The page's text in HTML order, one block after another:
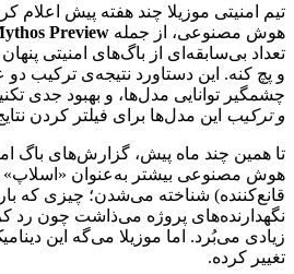
تیم امنیتی موزیلا چند هفته پیش اعلام
هوش مصنوعی، از جمله Preview
تعداد بی‌سابقه‌ای از باگ‌های امنیتی پنهان
و پچ کنه. این دستاورد نتیجه‌ی ترکیب دو
چشمگیر توانایی مدل‌ها، و بهبود جدی
و ترکیب این مدل‌ها برای فیلتر کردن
تا همین چند ماه پیش، گزارش‌های باگ
هوش مصنوعی بیشتر به‌عنوان «اسلاپ»
قانع‌کننده) شناخته می‌شدن؛ چیزی که بار
نگهدارنده‌های پروژه می‌ذاشت چون رد
زیادی می‌بُرد. اما موزیلا می‌گه این
تغییر کرده.